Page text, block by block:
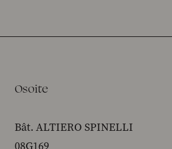
Osoite
Bât. ALTIERO SPINELLI
08G169